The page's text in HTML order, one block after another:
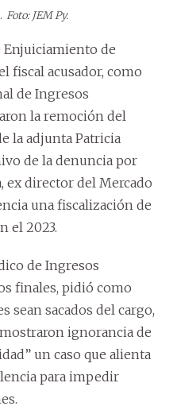
Foto: JEM Py.
Enjuiciamiento de
fiscal acusador, como
de Ingresos
la remoción del
la adjunta Patricia
de la denuncia por
ex director del Mercado
una fiscalización de
el 2023.
de Ingresos
finales, pidió como
sean sacados del cargo,
ignorancia de
un caso que alienta
para impedir